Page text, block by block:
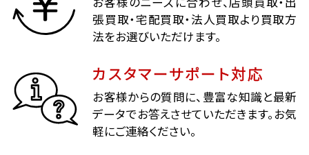
張買取・宅配買取・法人買取より買取方
法をお選びいただけます。
カスタマーサポート対応
お客様からの質問に、豊富な知識と最新
データでお答えさせていただきます。お気
軽にご連絡ください。